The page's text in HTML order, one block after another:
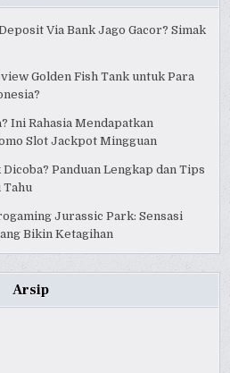
Via Bank Jago Gacor? Simak
Golden Fish Tank untuk Para
Ini Rahasia Mendapatkan
Slot Jackpot Mingguan
Panduan Lengkap dan Tips
Jurassic Park: Sensasi
Bikin Ketagihan
Arsip